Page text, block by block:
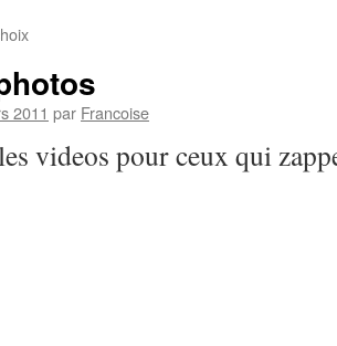
2011 par Francoise
videos pour ceux qui